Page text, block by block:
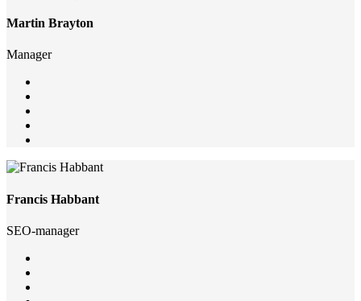
Martin Brayton
Manager
Francis Habbant
SEO-manager